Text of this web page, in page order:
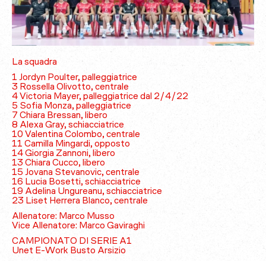
La squadra
1 Jordyn Poulter, palleggiatrice
3 Rossella Olivotto, centrale
4 Victoria Mayer, palleggiatrice dal 2/4/22
5 Sofia Monza, palleggiatrice
7 Chiara Bressan, libero
8 Alexa Gray, schiacciatrice
10 Valentina Colombo, centrale
11 Camilla Mingardi, opposto
14 Giorgia Zannoni, libero
13 Chiara Cucco, libero
15 Jovana Stevanovic, centrale
16 Lucia Bosetti, schiacciatrice
19 Adelina Ungureanu, schiacciatrice
23 Liset Herrera Blanco, centrale
Allenatore: Marco Musso
Vice Allenatore: Marco Gaviraghi
CAMPIONATO DI SERIE A1
Unet E-Work Busto Arsizio